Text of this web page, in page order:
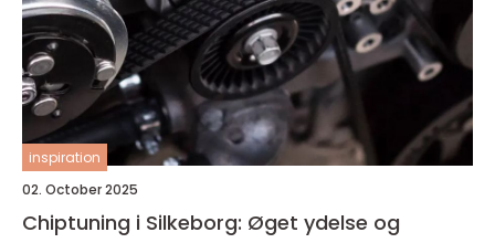
inspiration
02. October 2025
Chiptuning i Silkeborg: Øget ydelse og